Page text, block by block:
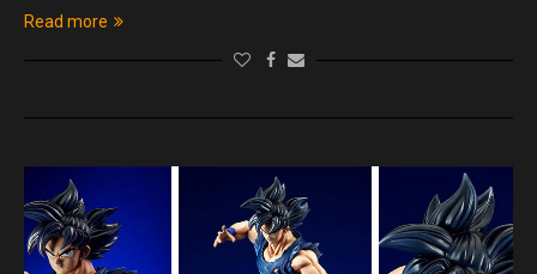
Read more